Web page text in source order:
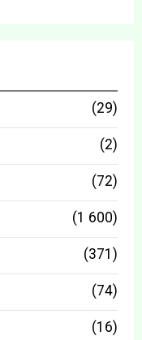
(29)
(2)
(72)
(1 600)
(371)
(74)
(16)